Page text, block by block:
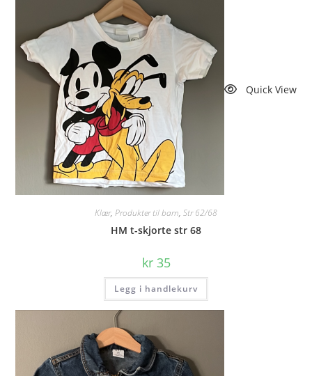
Quick View
Klær, Produkter til barn, Str 62/68
HM t-skjorte str 68
kr35
Legg i handlekurv